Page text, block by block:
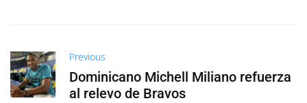
Previous
Dominicano Michell Miliano refuerza
al relevo de Bravos